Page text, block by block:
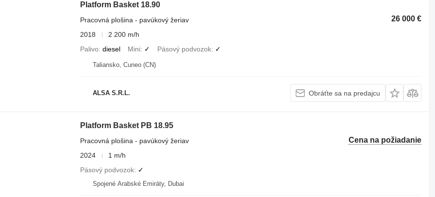
Platform Basket 18.90
26 000 €
Pracovná plošina - pavúkový žeriav
2018
2 200 m/h
Palivo diesel Mini ✓ Pásový podvozok ✓
Taliansko, Cuneo (CN)
ALSA S.R.L. Obráťte sa na predajcu
Platform Basket PB 18.95
Cena na požiadanie
Pracovná plošina - pavúkový žeriav
2024
1 m/h
Pásový podvozok
✓
Spojené Arabské Emiráty, Dubai